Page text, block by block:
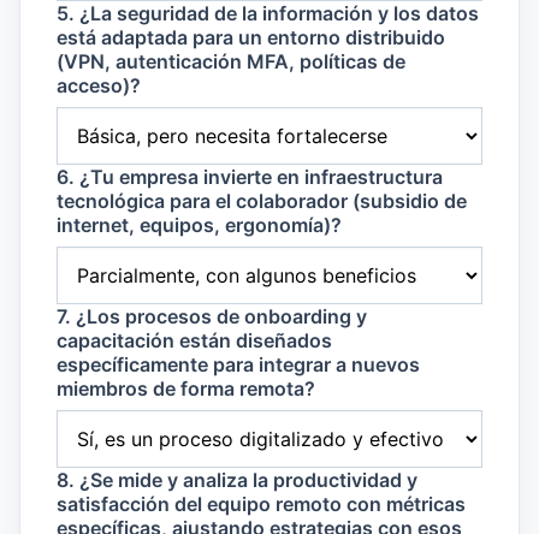
5. ¿La seguridad de la información y los datos
está adaptada para un entorno distribuido
(VPN, autenticación MFA, políticas de
acceso)?
6. ¿Tu empresa invierte en infraestructura
tecnológica para el colaborador (subsidio de
internet, equipos, ergonomía)?
7. ¿Los procesos de onboarding y
capacitación están diseñados
específicamente para integrar a nuevos
miembros de forma remota?
8. ¿Se mide y analiza la productividad y
satisfacción del equipo remoto con métricas
específicas, ajustando estrategias con esos